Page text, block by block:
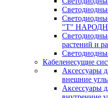
"Т"
растений и
Кабеленесущие
Аксессуары
внешние
Аксессуары